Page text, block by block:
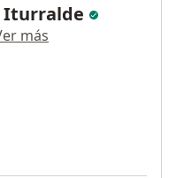
Iturralde
más